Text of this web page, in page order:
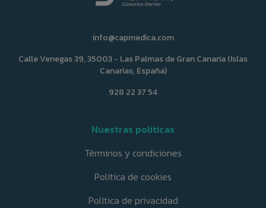
info@capmedica.com
Calle Venegas 39, 35003 - Las Palmas de Gran Canaria (Islas
Canarias, España)
928 22 37 54
Nuestras políticas
Términos y condiciones
Política de cookies
Política de privacidad